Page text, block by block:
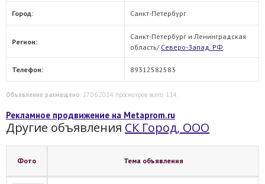
Город: Санкт-Петербург
Регион:
Санкт-Петербург и Ленинградская
область/ Северо-Запад. РФ
Телефон: 89312582583
Объявление размещено: 27.06.2024, просмотров всего: 114.
Рекламное продвижение на Metaprom.ru
Другие объявления СК Город, ООО
Фото Тема объявления